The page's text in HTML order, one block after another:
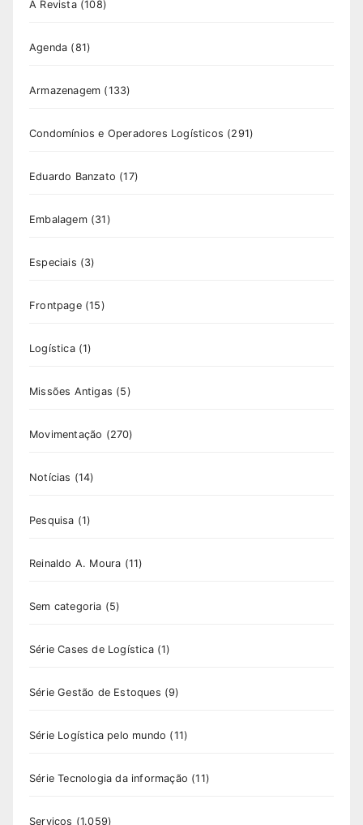
A Revista(108)
Agenda (81)
Armazenagem (133)
Condomínios e Operadores Logísticos (291)
Eduardo Banzato (17)
Embalagem(31)
Especiais (3)
Frontpage(15)
Logística(1)
Missões Antigas (5)
Movimentação (270)
Notícias (14)
Pesquisa (1)
Reinaldo A. Moura (11)
Sem categoria (5)
Série Cases de Logística(1)
Série Gestão de Estoques (9)
Série Logística pelo mundo (11)
Série Tecnologia da informação (11)
Serviços (1.059)